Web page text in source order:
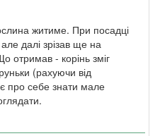
житиме. При посадці
далі зрізав ще на
отримав - корінь зміг
(рахуючи від
про себе знати мале